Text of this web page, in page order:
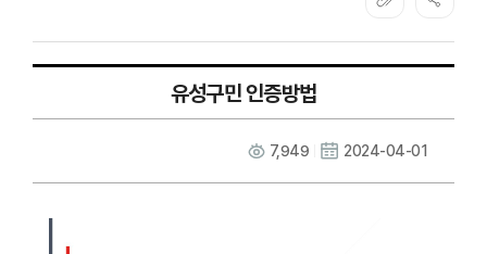
유성구민 인증방법
7,949 2024-04-01